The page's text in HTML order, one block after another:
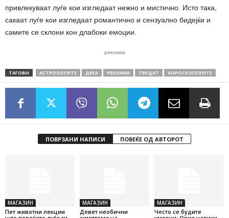
привлекуваат луѓе кои изгледаат нежно и мистично. Исто така,
сакаат луѓе кои изгледаат романтично и сензуално бидејќи и
самите се склони кон длабоки емоции.
реклама
ТАГОВИ АСТРОЛОГИТЕ ДЕКА РЕКЛАМА ТВРДАТ ХОРОСКОПСКИТЕ
ПОВРЗАНИ НАПИСИ ПОВЕЌЕ ОД АВТОРОТ
МАГАЗИН
Пет животни лекции
МАГАЗИН
Девет необични
МАГАЗИН
Често се будите